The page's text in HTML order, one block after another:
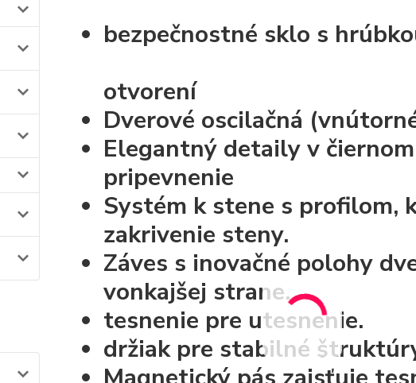
bezpečnostné sklo s
otvorení
Dverové oscilačná
Elegantný detaily v
pripevnenie
Systém k stene s profilom,
zakrivenie steny.
Záves s inovačné polohy
vonkajšej strane.
tesnenie pre utesnenie.
držiak pre stabilné